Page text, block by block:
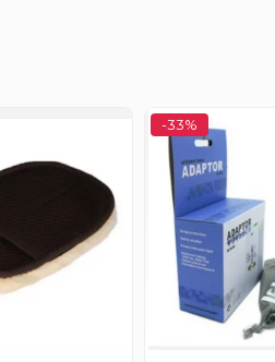
-33%